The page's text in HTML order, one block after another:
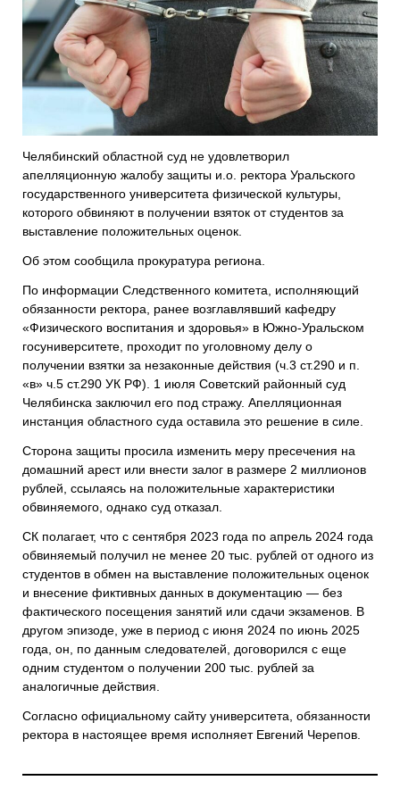
Челябинский областной суд не удовлетворил
апелляционную жалобу защиты и.о. ректора Уральского
государственного университета физической культуры,
которого обвиняют в получении взяток от студентов за
выставление положительных оценок.
Об этом сообщила прокуратура региона.
По информации Следственного комитета, исполняющий
обязанности ректора, ранее возглавлявший кафедру
«Физического воспитания и здоровья» в Южно-Уральском
госуниверситете, проходит по уголовному делу о
получении взятки за незаконные действия (ч.3 ст.290 и п.
«в» ч.5 ст.290 УК РФ). 1 июля Советский районный суд
Челябинска заключил его под стражу. Апелляционная
инстанция областного суда оставила это решение в силе.
Сторона защиты просила изменить меру пресечения на
домашний арест или внести залог в размере 2 миллионов
рублей, ссылаясь на положительные характеристики
обвиняемого, однако суд отказал.
СК полагает, что с сентября 2023 года по апрель 2024 года
обвиняемый получил не менее 20 тыс. рублей от одного из
студентов в обмен на выставление положительных оценок
и внесение фиктивных данных в документацию — без
фактического посещения занятий или сдачи экзаменов. В
другом эпизоде, уже в период с июня 2024 по июнь 2025
года, он, по данным следователей, договорился с еще
одним студентом о получении 200 тыс. рублей за
аналогичные действия.
Согласно официальному сайту университета, обязанности
ректора в настоящее время исполняет Евгений Черепов.